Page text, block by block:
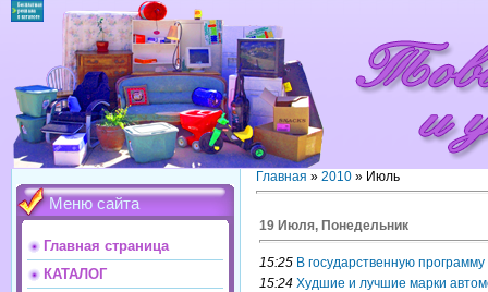
Меню сайта
Главная страница
КАТАЛОГ
Главная » 2010 » Июль
19 Июля, Понедельник
15:25 В государственную
15:24 Худшие и лучшие марки